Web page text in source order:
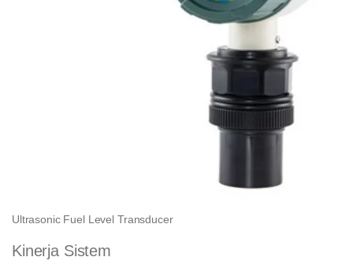
Ultrasonic Fuel Level Transducer
Kinerja Sistem